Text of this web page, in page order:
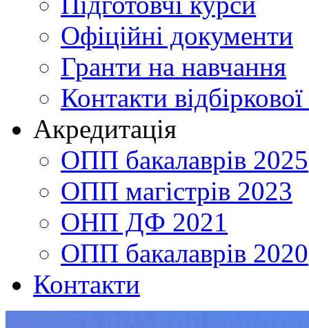
Офіційні документи
Гранти на навчання
Контакти
Акредитація
ОПП бакалаврів 2025
ОПП магістрів 2023
ОНП ДФ 2021
ОПП бакалаврів 2020
Контакти